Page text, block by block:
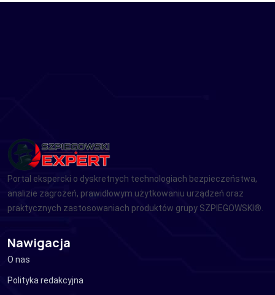
Portal ekspercki o dyskretnych technologiach bezpieczeństwa,
analizie zagrożeń, prawidłowym użytkowaniu urządzeń oraz
praktycznych zastosowaniach produktów grupy SZPIEGOWSKI®.
Nawigacja
O nas
Polityka redakcyjna